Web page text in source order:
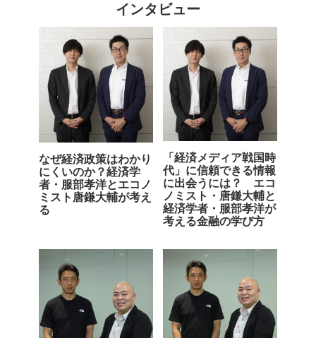
インタビュー
なぜ経済政策はわかり
にくいのか？経済学
者・服部孝洋とエコノ
ミスト唐鎌大輔が考え
る
「経済メディア戦国時
代」に信頼できる情報
に出会うには？ エコ
ノミスト・唐鎌大輔と
経済学者・服部孝洋が
考える金融の学び方